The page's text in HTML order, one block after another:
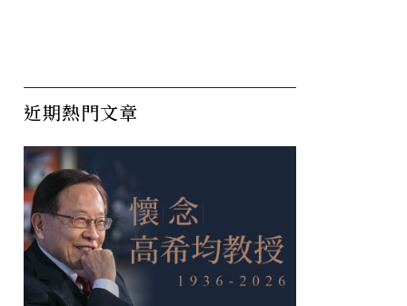
近期熱門文章